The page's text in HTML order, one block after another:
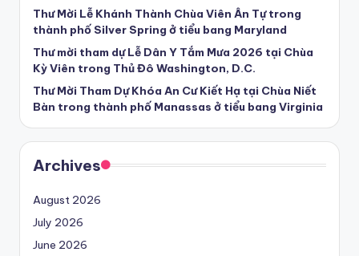
Thư Mời Lễ Khánh Thành Chùa Viên Ân Tự trong
thành phố Silver Spring ở tiểu bang Maryland
Thư mời tham dự Lễ Dân Y Tắm Mưa 2026 tại Chùa
Kỳ Viên trong Thủ Đô Washington, D.C.
Thư Mời Tham Dự Khóa An Cư Kiết Hạ tại Chùa Niết
Bàn trong thành phố Manassas ở tiểu bang Virginia
Archives
August 2026
July 2026
June 2026